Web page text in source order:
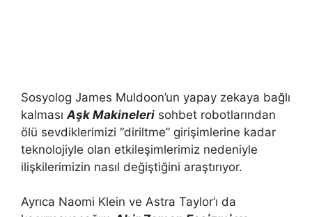
Sosyolog James Muldoon’un yapay zekaya bağlı
kalması Aşk Makineleri sohbet robotlarından
ölü sevdiklerimizi “diriltme” girişimlerine kadar
teknolojiyle olan etkileşimlerimiz nedeniyle
ilişkilerimizin nasıl değiştiğini araştırıyor.
Ayrıca Naomi Klein ve Astra Taylor’ı da